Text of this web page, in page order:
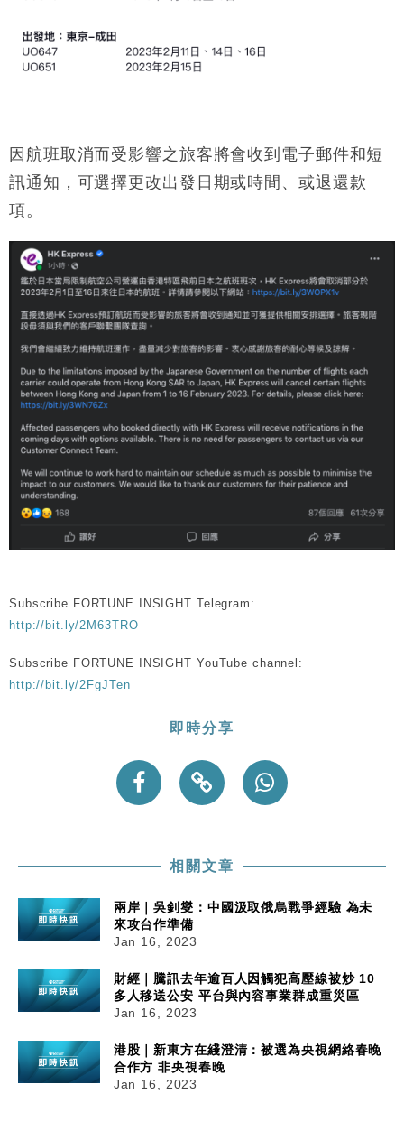
因航班取消而受影響之旅客將會收到電子郵件和短
訊通知，可選擇更改出發日期或時間、或退還款
項。
Subscribe FORTUNE INSIGHT Telegram:
http://bit.ly/2M63TRO
Subscribe FORTUNE INSIGHT YouTube channel:
http://bit.ly/2FgJTen
即時分享
相關文章
兩岸｜吳釗燮：中國汲取俄烏戰爭經驗 為未
來攻台作準備
Jan 16, 2023
財經｜騰訊去年逾百人因觸犯高壓線被炒 10
多人移送公安 平台與內容事業群成重災區
Jan 16, 2023
港股｜新東方在綫澄清：被選為央視網絡春晚
合作方 非央視春晚
Jan 16, 2023